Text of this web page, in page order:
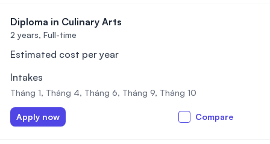
Diploma in Culinary Arts
2 years, Full-time
Estimated cost per year
Intakes
Tháng 1, Tháng 4, Tháng 6, Tháng 9, Tháng 10
Apply now Compare